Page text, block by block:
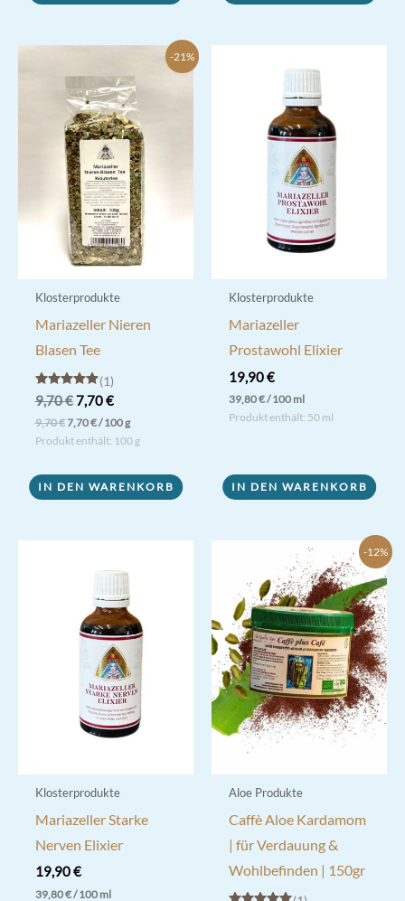
-21%
Klosterprodukte
Mariazeller Nieren
Blasen Tee
Bewertet mit
5.00
von 5
1
9,70€ Ursprünglicher
Preis
war:
9,70 €
7,70€Aktueller
Preis
ist:
7,70 €.
9,70€7,70€/100g
Produkt enthält: 100 g
IN DEN WARENKORB
Klosterprodukte
Mariazeller
Prostawohl Elixier
19,90€
39,80€/100 ml
Produkt enthält: 50 ml
IN DEN WARENKORB
Klosterprodukte
Mariazeller Starke
Nerven Elixier
19,90€
39,80€/100 ml
-12%
Aloe Produkte
Caffè Aloe Kardamom
| für Verdauung &
Wohlbefinden | 150gr